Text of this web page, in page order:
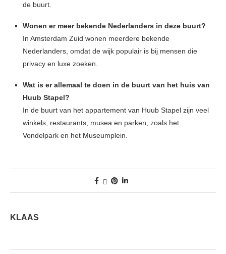
de buurt.
Wonen er meer bekende Nederlanders in deze buurt?
In Amsterdam Zuid wonen meerdere bekende
Nederlanders, omdat de wijk populair is bij mensen die
privacy en luxe zoeken.
Wat is er allemaal te doen in de buurt van het huis van
Huub Stapel?
In de buurt van het appartement van Huub Stapel zijn veel
winkels, restaurants, musea en parken, zoals het
Vondelpark en het Museumplein.
KLAAS